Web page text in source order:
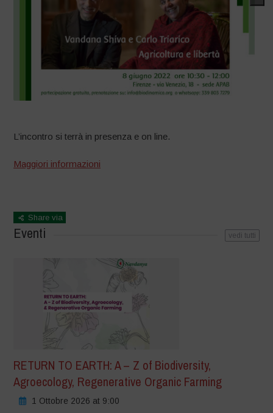
L’incontro si terrà in presenza e on line.
Maggiori informazioni
Share via
Eventi vedi tutti
RETURN TO EARTH: A – Z of Biodiversity,
Agroecology, Regenerative Organic Farming
1 Ottobre 2026 at 9:00